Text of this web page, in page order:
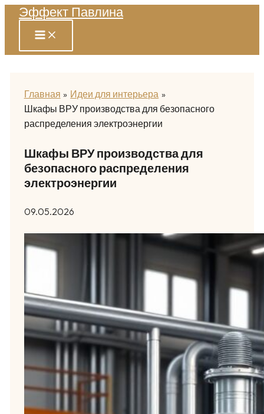
Перейти
содержимому
Эффект Павлина
Главная
Идеи для интерьера
Шкафы ВРУ производства для безопасного
распределения электроэнергии
Шкафы ВРУ производства для
безопасного распределения
электроэнергии
09.05.2026